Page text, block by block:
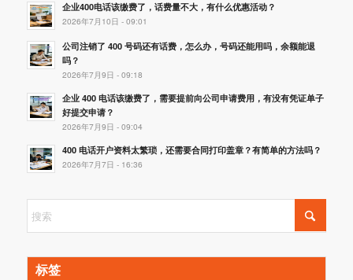
企业400电话该缴费了，话费量不大，有什么优惠活动？
2026年7月10日 - 09:01
公司注销了 400 号码还有话费，怎么办，号码还能用吗，余额能退
吗？
2026年7月9日 - 09:18
企业 400 电话该缴费了，需要提前向公司申请费用，有没有凭证单子
好提交申请？
2026年7月9日 - 09:04
400 电话开户资料太繁琐，还需要合同打印盖章？有简单的方法吗？
2026年7月7日 - 16:36
标签